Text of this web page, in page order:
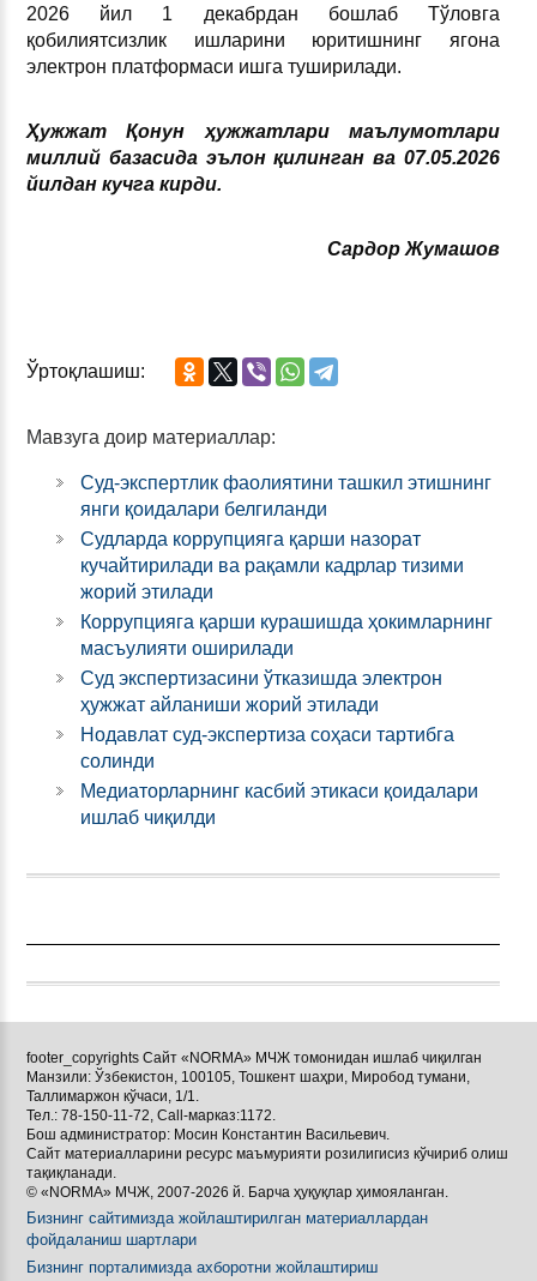
2026 йил 1 декабрдан бошлаб Тўловга
қобилиятсизлик ишларини юритишнинг ягона
электрон платформаси ишга туширилади.
Ҳужжат Қонун ҳужжатлари маълумотлари
миллий базасида эълон қилинган ва 07.05.2026
йилдан кучга кирди.
Сардор Жумашов
Ўртоқлашиш:
Мавзуга доир материаллар:
Суд-экспертлик фаолиятини ташкил этишнинг
янги қоидалари белгиланди
Судларда коррупцияга қарши назорат
кучайтирилади ва рақамли кадрлар тизими
жорий этилади
Коррупцияга қарши курашишда ҳокимларнинг
масъулияти оширилади
Суд экспертизасини ўтказишда электрон
ҳужжат айланиши жорий этилади
Нодавлат суд-экспертиза соҳаси тартибга
солинди
Медиаторларнинг касбий этикаси қоидалари
ишлаб чиқилди
footer_copyrights Сайт «NORMA» МЧЖ томонидан ишлаб чиқилган
Манзили: Ўзбекистон, 100105, Тошкент шаҳри, Миробод тумани,
Таллимаржон кўчаси, 1/1.
Тел.: 78-150-11-72, Call-марказ:1172.
Бош администратор: Мосин Константин Васильевич.
Сайт материалларини ресурс маъмурияти розилигисиз кўчириб олиш
тақиқланади.
© «NORMA» МЧЖ, 2007-2026 й. Барча ҳуқуқлар ҳимояланган.
Бизнинг сайтимизда жойлаштирилган материаллардан
фойдаланиш шартлари
Бизнинг порталимизда ахборотни жойлаштириш